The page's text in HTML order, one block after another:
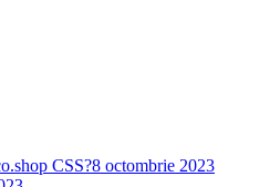
CSS?8 octombrie 2023